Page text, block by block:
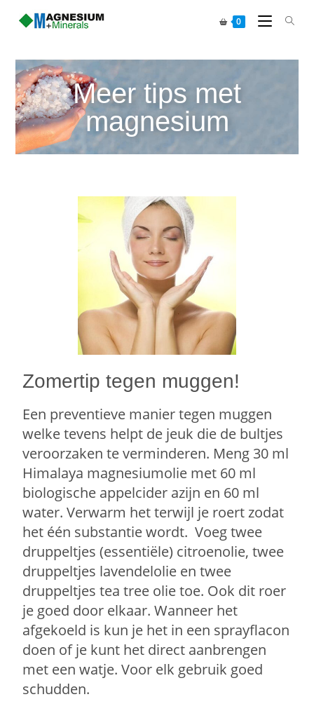
0
Meer tips met
magnesium
Zomertip tegen muggen!
Een preventieve manier tegen muggen
welke tevens helpt de jeuk die de bultjes
veroorzaken te verminderen. Meng 30 ml
Himalaya magnesiumolie met 60 ml
biologische appelcider azijn en 60 ml
water. Verwarm het terwijl je roert zodat
het één substantie wordt. Voeg twee
druppeltjes (essentiële) citroenolie, twee
druppeltjes lavendelolie en twee
druppeltjes tea tree olie toe. Ook dit roer
je goed door elkaar. Wanneer het
afgekoeld is kun je het in een sprayflacon
doen of je kunt het direct aanbrengen
met een watje. Voor elk gebruik goed
schudden.